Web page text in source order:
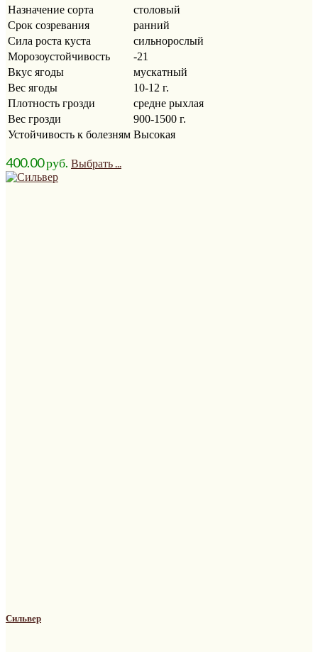
Назначение сорта
столовый
Срок созревания
ранний
Сила роста куста
сильнорослый
Морозоустойчивость
-21
Вкус ягоды
мускатный
Вес ягоды
10-12 г.
Плотность грозди
средне рыхлая
Вес грозди
900-1500 г.
Устойчивость к болезням Высокая
400.00руб. Выбрать ...
Сильвер